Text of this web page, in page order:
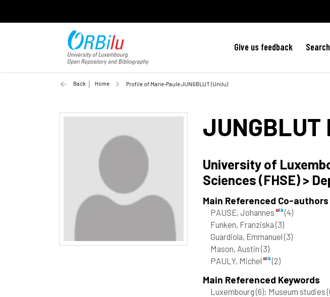
Give us feedback
Back Home Profile of Marie-Paule JUNGBLUT (Unilu)
JUNGBLUT
University of
Sciences (FHSE) >
Main Referenced Co-authors
PAUSE, Johannes
(4)
Funken, Franziska(3)
Guardiola, Emmanuel(3)
Mason, Austin(3)
PAULY, Michel
(2)
Main Referenced Keywords
Luxembourg(6); Museum studies